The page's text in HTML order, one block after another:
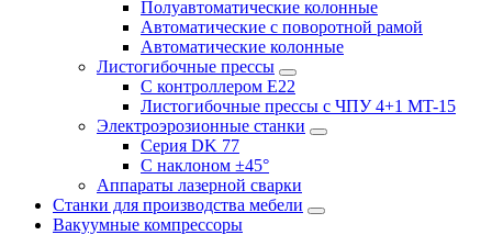
Полуавтоматические колонные
Автоматические с поворотной рамой
Автоматические колонные
Листогибочные прессы
С контроллером E22
Листогибочные прессы с ЧПУ 4+1 MT-15
Электроэрозионные станки
Серия DK 77
С наклоном ±45°
Аппараты лазерной сварки
Станки для производства мебели
Вакуумные компрессоры